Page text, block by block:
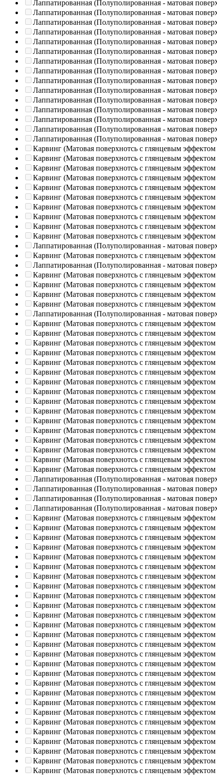
Лаппатированная (Полуполированная - матовая
Лаппатированная (Полуполированная - матовая
Лаппатированная (Полуполированная - матовая
Лаппатированная (Полуполированная - матовая
Лаппатированная (Полуполированная - матовая
Лаппатированная (Полуполированная - матовая
Лаппатированная (Полуполированная - матовая
Лаппатированная (Полуполированная - матовая
Лаппатированная (Полуполированная - матовая
Лаппатированная (Полуполированная - матовая
Лаппатированная (Полуполированная - матовая
Лаппатированная (Полуполированная - матовая
Лаппатированная (Полуполированная - матовая
Лаппатированная (Полуполированная - матовая
Лаппатированная (Полуполированная - матовая
Карвинг (Матовая поверхнотсь с глянцевым эффектом
Карвинг (Матовая поверхнотсь с глянцевым эффектом
Карвинг (Матовая поверхнотсь с глянцевым эффектом
Карвинг (Матовая поверхнотсь с глянцевым эффектом
Карвинг (Матовая поверхнотсь с глянцевым эффектом
Карвинг (Матовая поверхнотсь с глянцевым эффектом
Карвинг (Матовая поверхнотсь с глянцевым эффектом
Карвинг (Матовая поверхнотсь с глянцевым эффектом
Карвинг (Матовая поверхнотсь с глянцевым эффектом
Карвинг (Матовая поверхнотсь с глянцевым эффектом
Лаппатированная (Полуполированная - матовая
Карвинг (Матовая поверхнотсь с глянцевым эффектом
Лаппатированная (Полуполированная - матовая
Карвинг (Матовая поверхнотсь с глянцевым эффектом
Карвинг (Матовая поверхнотсь с глянцевым эффектом
Карвинг (Матовая поверхнотсь с глянцевым эффектом
Карвинг (Матовая поверхнотсь с глянцевым эффектом
Лаппатированная (Полуполированная - матовая
Карвинг (Матовая поверхнотсь с глянцевым эффектом
Карвинг (Матовая поверхнотсь с глянцевым эффектом
Карвинг (Матовая поверхнотсь с глянцевым эффектом
Карвинг (Матовая поверхнотсь с глянцевым эффектом
Карвинг (Матовая поверхнотсь с глянцевым эффектом
Карвинг (Матовая поверхнотсь с глянцевым эффектом
Карвинг (Матовая поверхнотсь с глянцевым эффектом
Карвинг (Матовая поверхнотсь с глянцевым эффектом
Карвинг (Матовая поверхнотсь с глянцевым эффектом
Карвинг (Матовая поверхнотсь с глянцевым эффектом
Карвинг (Матовая поверхнотсь с глянцевым эффектом
Карвинг (Матовая поверхнотсь с глянцевым эффектом
Карвинг (Матовая поверхнотсь с глянцевым эффектом
Карвинг (Матовая поверхнотсь с глянцевым эффектом
Карвинг (Матовая поверхнотсь с глянцевым эффектом
Карвинг (Матовая поверхнотсь с глянцевым эффектом
Лаппатированная (Полуполированная - матовая
Лаппатированная (Полуполированная - матовая
Лаппатированная (Полуполированная - матовая
Лаппатированная (Полуполированная - матовая
Карвинг (Матовая поверхнотсь с глянцевым эффектом
Карвинг (Матовая поверхнотсь с глянцевым эффектом
Карвинг (Матовая поверхнотсь с глянцевым эффектом
Карвинг (Матовая поверхнотсь с глянцевым эффектом
Карвинг (Матовая поверхнотсь с глянцевым эффектом
Карвинг (Матовая поверхнотсь с глянцевым эффектом
Карвинг (Матовая поверхнотсь с глянцевым эффектом
Карвинг (Матовая поверхнотсь с глянцевым эффектом
Карвинг (Матовая поверхнотсь с глянцевым эффектом
Карвинг (Матовая поверхнотсь с глянцевым эффектом
Карвинг (Матовая поверхнотсь с глянцевым эффектом
Карвинг (Матовая поверхнотсь с глянцевым эффектом
Карвинг (Матовая поверхнотсь с глянцевым эффектом
Карвинг (Матовая поверхнотсь с глянцевым эффектом
Карвинг (Матовая поверхнотсь с глянцевым эффектом
Карвинг (Матовая поверхнотсь с глянцевым эффектом
Карвинг (Матовая поверхнотсь с глянцевым эффектом
Карвинг (Матовая поверхнотсь с глянцевым эффектом
Карвинг (Матовая поверхнотсь с глянцевым эффектом
Карвинг (Матовая поверхнотсь с глянцевым эффектом
Карвинг (Матовая поверхнотсь с глянцевым эффектом
Карвинг (Матовая поверхнотсь с глянцевым эффектом
Карвинг (Матовая поверхнотсь с глянцевым эффектом
Карвинг (Матовая поверхнотсь с глянцевым эффектом
Карвинг (Матовая поверхнотсь с глянцевым эффектом
Карвинг (Матовая поверхнотсь с глянцевым эффектом
Карвинг (Матовая поверхнотсь с глянцевым эффектом